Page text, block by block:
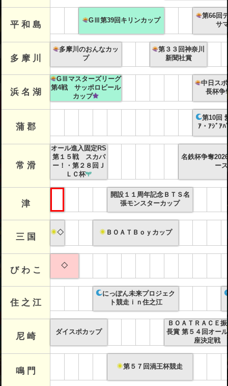
平 和 島 GⅢ第39回キリンカップ
第66回
サ
多 摩 川
多摩川のおんなカッ
プ
第３３回神奈川
新聞社賞
浜 名 湖
GⅢマスターズリーグ
第4戦 サッポロビール
カップ
中日ス
長杯
蒲 郡
第10回
ｱ・ｱｼﾞｱ
常 滑
オール進入固定RS
第１５戦 スカパ
ー！・第２８回Ｊ
ＬＣ杯
名鉄杯争奪
ース
津
開設１１周年記念ＢＴＳ名
張モンスターカップ
三 国 ◇ ＢＯＡＴＢｏｙカップ
び わ こ ◇
住 之 江
にっぽん未来プロジェク
ト競走ｉｎ住之江
尼 崎 ダイスポカップ
ＢＯＡＴＲＡＣＥ
長賞 第５４回オー
座決定戦
鳴 門 第５７回渦王杯競走